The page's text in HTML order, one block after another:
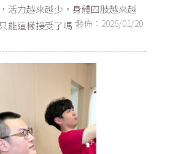
發佈：2026/01/20
活力越來越少，身體四肢越來越
能這樣接受了嗎？